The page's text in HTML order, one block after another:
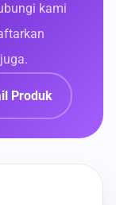
kami
Produk